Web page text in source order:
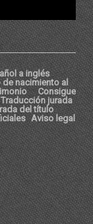
a inglés
nacimiento al
Consigue
Traducción jurada
del título
Aviso legal